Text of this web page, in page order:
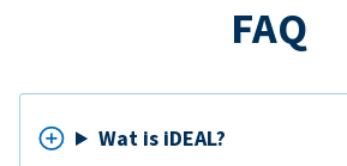
FAQ
Wat is iDEAL?